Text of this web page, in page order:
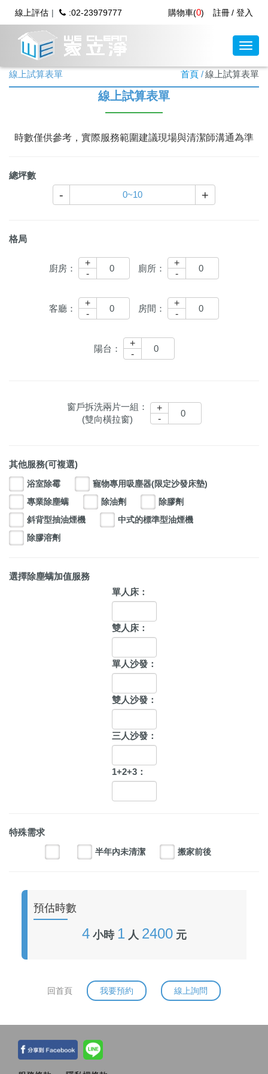
線上評估 :02-23979777 註冊 登入
購物車(0)
線上試算表單 首頁 線上試算表單
線上試算表單
時數僅供參考，實際服務範圍建議現場與清潔師溝通為準
總坪數
- +
格局
廚房：
+
-
廁所：
+
-
客廳：
+
-
房間：
+
-
陽台：
+
-
窗戶拆洗兩片一組：
(雙向橫拉窗)
+
-
其他服務(可複選)
浴室除霉
寵物專用吸塵器(限定沙發床墊)
專業除塵螨
除油劑
除膠劑
斜背型抽油煙機
中式的標準型油煙機
除膠溶劑
選擇除塵螨加值服務
單人床：
雙人床：
單人沙發：
雙人沙發：
三人沙發：
1+2+3：
特殊需求
半年內未清潔 搬家前後
預估時數
4小時 1人 2400元
回首頁 我要預約 線上詢問